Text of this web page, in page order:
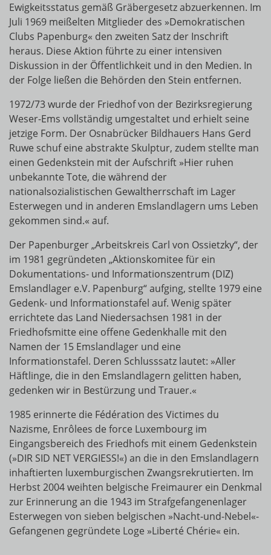
Ewigkeitsstatus gemäß Gräbergesetz abzuerkennen. Im
Juli 1969 meißelten Mitglieder des »Demokratischen
Clubs Papenburg« den zweiten Satz der Inschrift
heraus. Diese Aktion führte zu einer intensiven
Diskussion in der Öffentlichkeit und in den Medien. In
der Folge ließen die Behörden den Stein entfernen.
1972/73 wurde der Friedhof von der Bezirksregierung
Weser-Ems vollständig umgestaltet und erhielt seine
jetzige Form. Der Osnabrücker Bildhauers Hans Gerd
Ruwe schuf eine abstrakte Skulptur, zudem stellte man
einen Gedenkstein mit der Aufschrift »Hier ruhen
unbekannte Tote, die während der
nationalsozialistischen Gewaltherrschaft im Lager
Esterwegen und in anderen Emslandlagern ums Leben
gekommen sind.« auf.
Der Papenburger „Arbeitskreis Carl von Ossietzky“, der
im 1981 gegründeten „Aktionskomitee für ein
Dokumentations- und Informationszentrum (DIZ)
Emslandlager e.V. Papenburg“ aufging, stellte 1979 eine
Gedenk- und Informationstafel auf. Wenig später
errichtete das Land Niedersachsen 1981 in der
Friedhofsmitte eine offene Gedenkhalle mit den
Namen der 15 Emslandlager und eine
Informationstafel. Deren Schlusssatz lautet: »Aller
Häftlinge, die in den Emslandlagern gelitten haben,
gedenken wir in Bestürzung und Trauer.«
1985 erinnerte die Fédération des Victimes du
Nazisme, Enrôlees de force Luxembourg im
Eingangsbereich des Friedhofs mit einem Gedenkstein
(»DIR SID NET VERGIESS!«) an die in den Emslandlagern
inhaftierten luxemburgischen Zwangsrekrutierten. Im
Herbst 2004 weihten belgische Freimaurer ein Denkmal
zur Erinnerung an die 1943 im Strafgefangenenlager
Esterwegen von sieben belgischen »Nacht-und-Nebel«-
Gefangenen gegründete Loge »Liberté Chérie« ein.